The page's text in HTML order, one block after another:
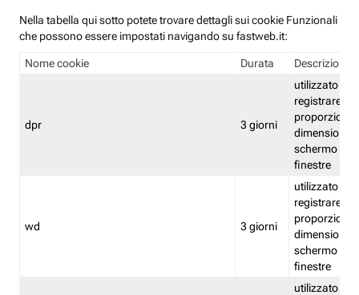
Nella tabella qui sotto potete trovare dettagli sui cookie Funzionali
che possono essere impostati navigando su fastweb.it:
Nome cookie Durata Descrizione
dpr 3 giorni
utilizzato per
registrare le
proporzioni
dimensioni
schermo e
finestre
wd 3 giorni
utilizzato per
registrare le
proporzioni
dimensioni
schermo e
finestre
utilizzato per